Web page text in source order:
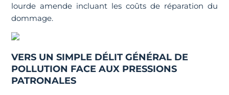
lourde amende incluant les coûts de réparation du
dommage.
VERS UN SIMPLE DÉLIT GÉNÉRAL DE
POLLUTION FACE AUX PRESSIONS
PATRONALES